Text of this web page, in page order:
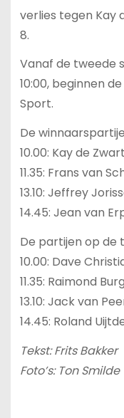
verlies tegen Kay
8.
Vanaf de tweede
10:00, beginnen
Sport.
De
10.00: Kay de
11.35: Frans van
13.10: Jeffrey
14.45: Jean van
De partijen op de
10.00: Dave
11.35: Raimond
13.10: Jack van
14.45: Roland
Tekst: Frits Bakker
Foto’s: Ton Smilde